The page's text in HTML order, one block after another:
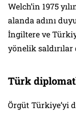
Welch’in 1975
alanda adını
İngiltere ve
yönelik saldırılar
Türk
Örgüt Türkiye’yi